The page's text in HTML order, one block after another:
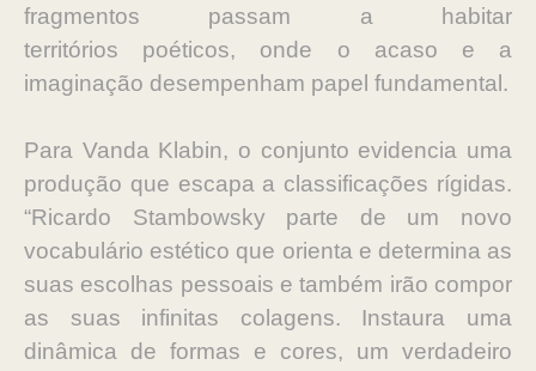
fragmentos passam a habitar
territórios poéticos, onde o acaso e a
imaginação desempenham papel fundamental.
Para Vanda Klabin, o conjunto evidencia uma
produção que escapa a classificações rígidas.
“Ricardo Stambowsky parte de um novo
vocabulário estético que orienta e determina as
suas escolhas pessoais e também irão compor
as suas infinitas colagens. Instaura uma
dinâmica de formas e cores, um verdadeiro